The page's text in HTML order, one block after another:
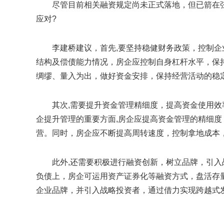
尽管目前相关融资规定尚未正式落地，但已箭
应对?
李建桥建议，首先,要坚持稳健财务政策，控制
结构及偿债能力情况，房企应控制自身杠杆水平，
绸缪、量入为出，做好资金安排，保持经营活动的稳
其次,需要提升资金管理精细度，提高资金使用
企提升管理的重要方面,房企应提高资金管理的精细
营。同时，房企应不断提高周转速度，控制拿地成
此外,还需要积极进行融资创新，树立品牌，引
负债上，房企可运用资产证券化等融资方式，盘活
企业品牌，并引入战略投资者，通过借力实现跨越式